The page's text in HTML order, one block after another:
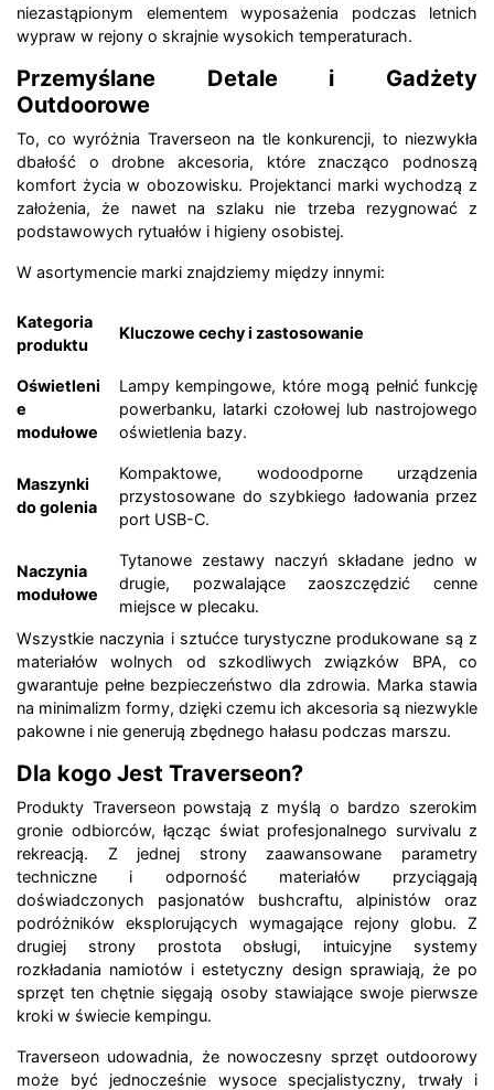
niezastąpionym elementem wyposażenia podczas letnich
wypraw w rejony o skrajnie wysokich temperaturach.
Przemyślane Detale i Gadżety
Outdoorowe
To, co wyróżnia Traverseon na tle konkurencji, to niezwykła
dbałość o drobne akcesoria, które znacząco podnoszą
komfort życia w obozowisku. Projektanci marki wychodzą z
założenia, że nawet na szlaku nie trzeba rezygnować z
podstawowych rytuałów i higieny osobistej.
W asortymencie marki znajdziemy między innymi:
Kategoria
produktu
Kluczowe cechy i zastosowanie
Oświetleni
e
modułowe
Lampy kempingowe, które mogą pełnić funkcję
powerbanku, latarki czołowej lub nastrojowego
oświetlenia bazy.
Maszynki
do golenia
Kompaktowe, wodoodporne urządzenia
przystosowane do szybkiego ładowania przez
port USB-C.
Naczynia
modułowe
Tytanowe zestawy naczyń składane jedno w
drugie, pozwalające zaoszczędzić cenne
miejsce w plecaku.
Wszystkie naczynia i sztućce turystyczne produkowane są z
materiałów wolnych od szkodliwych związków BPA, co
gwarantuje pełne bezpieczeństwo dla zdrowia. Marka stawia
na minimalizm formy, dzięki czemu ich akcesoria są niezwykle
pakowne i nie generują zbędnego hałasu podczas marszu.
Dla kogo Jest Traverseon?
Produkty Traverseon powstają z myślą o bardzo szerokim
gronie odbiorców, łącząc świat profesjonalnego survivalu z
rekreacją. Z jednej strony zaawansowane parametry
techniczne i odporność materiałów przyciągają
doświadczonych pasjonatów bushcraftu, alpinistów oraz
podróżników eksplorujących wymagające rejony globu. Z
drugiej strony prostota obsługi, intuicyjne systemy
rozkładania namiotów i estetyczny design sprawiają, że po
sprzęt ten chętnie sięgają osoby stawiające swoje pierwsze
kroki w świecie kempingu.
Traverseon udowadnia, że nowoczesny sprzęt outdoorowy
może być jednocześnie wysoce specjalistyczny, trwały i